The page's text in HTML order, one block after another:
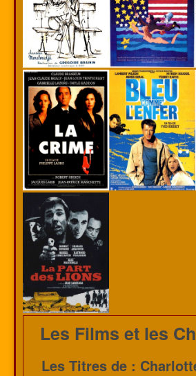
Les Films et les
Les Titres de :